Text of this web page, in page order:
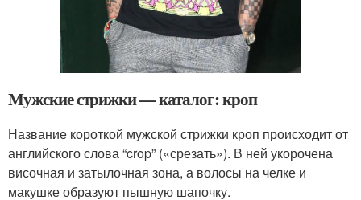
Мужские стрижки — каталог: кроп
Название короткой мужской стрижки кроп происходит от
английского слова “crop” («срезать»). В ней укорочена
височная и затылочная зона, а волосы на челке и
макушке образуют пышную шапочку.